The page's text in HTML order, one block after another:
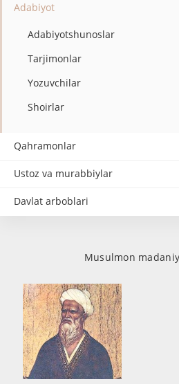
Adabiyot
Adabiyotshunoslar
Tarjimonlar
Yozuvchilar
Shoirlar
Qahramonlar
Ustoz va murabbiylar
Davlat arboblari
Musulmon